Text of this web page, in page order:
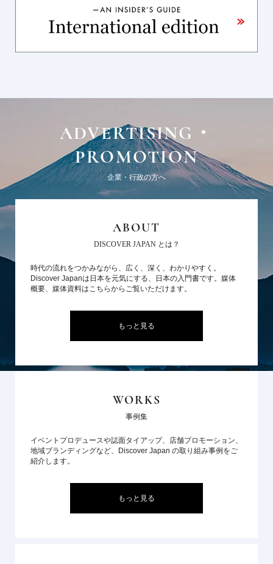
ADVERTISING・
PROMOTION
企業・行政の方へ
ABOUT
DISCOVER JAPAN とは？
時代の流れをつかみながら、広く、深く、わかりやすく。
Discover Japanは日本を元気にする、日本の入門書です。媒体
概要、媒体資料はこちらからご覧いただけます。
もっと見る
WORKS
事例集
イベントプロデュースや誌面タイアップ、店舗プロモーション、
地域ブランディングなど、Discover Japan の取り組み事例をご
紹介します。
もっと見る